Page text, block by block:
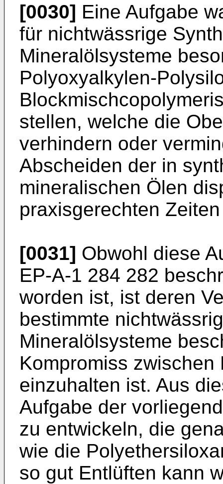
[0030] Eine Aufgabe
für nichtwässrige
Mineralölsysteme
Polyoxyalkylen-
stellen, welche die
verhindern oder
Abscheiden der in
mineralischen Ölen
praxisgerechten
[0031] Obwohl diese
EP-A-1 284 282
worden ist, ist deren
bestimmte
Mineralölsysteme
Kompromiss
einzuhalten ist. Aus
Aufgabe der
zu entwickeln, die
wie die
so gut Entlüften kann